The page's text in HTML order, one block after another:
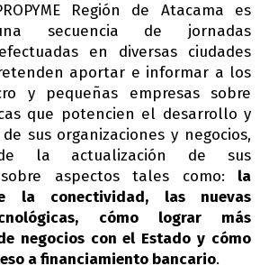
Región de Atacama es
secuencia de jornadas
en diversas ciudades
aportar e informar a los
y pequeñas empresas sobre
que potencien el desarrollo y
sus organizaciones y negocios,
la actualización de sus
sobre aspectos tales como: la
la conectividad, las nuevas
cómo lograr más
negocios con el Estado y cómo
a financiamiento bancario.